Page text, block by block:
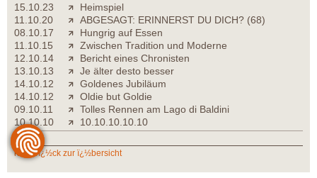
15.10.23
Heimspiel
11.10.20
ABGESAGT: ERINNERST DU DICH? (68)
08.10.17
Hungrig auf Essen
11.10.15
Zwischen Tradition und Moderne
12.10.14
Bericht eines Chronisten
13.10.13
Je älter desto besser
14.10.12
Goldenes Jubiläum
14.10.12
Oldie but Goldie
09.10.11
Tolles Rennen am Lago di Baldini
10.10.10
10.10.10.10.10
zurï¿½ck zur ï¿½bersicht